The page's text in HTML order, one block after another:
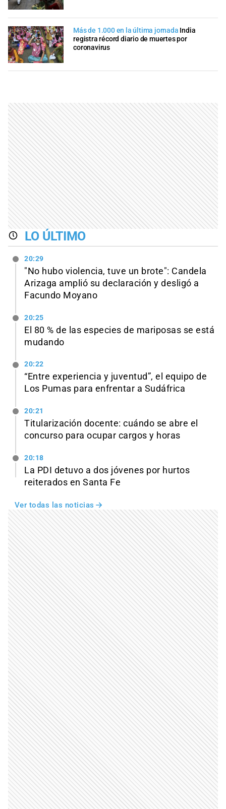
Más de 1.000 en la última jornada India
registra récord diario de muertes por
coronavirus
LO ÚLTIMO
20:29
"No hubo violencia, tuve un brote": Candela
Arizaga amplió su declaración y desligó a
Facundo Moyano
20:25
El 80 % de las especies de mariposas se está
mudando
20:22
“Entre experiencia y juventud”, el equipo de
Los Pumas para enfrentar a Sudáfrica
20:21
Titularización docente: cuándo se abre el
concurso para ocupar cargos y horas
20:18
La PDI detuvo a dos jóvenes por hurtos
reiterados en Santa Fe
Ver todas las noticias